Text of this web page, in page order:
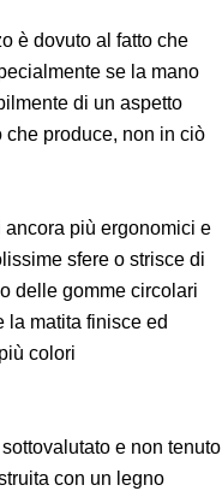
è dovuto al fatto che
se la mano
di un aspetto
produce, non in ciò
più ergonomici e
sfere o strisce di
delle gomme circolari
la matita finisce ed
colori
e non tenuto
con un legno